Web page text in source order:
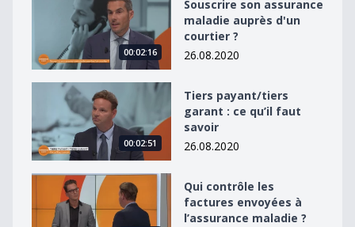
00:02:16
Souscrire son assurance
maladie auprès d'un
courtier ?
26.08.2020
Tiers payant/tiers garant : ce qu’il faut savoir
00:02:51
Tiers payant/tiers
garant : ce qu’il faut
savoir
26.08.2020
Qui contrôle les factures envoyées à l’assurance
Qui contrôle les
factures envoyées à
l’assurance maladie ?